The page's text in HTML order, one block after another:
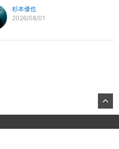
杉本優也
2026/08/01